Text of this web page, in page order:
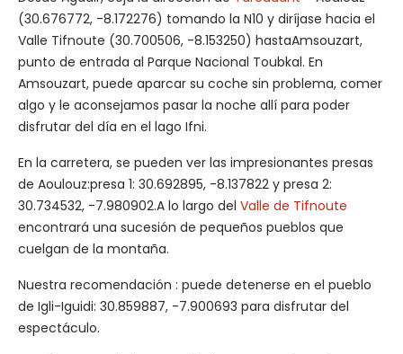
(30.676772, -8.172276) tomando la N10 y diríjase hacia el
Valle Tifnoute (30.700506, -8.153250) hastaAmsouzart,
punto de entrada al Parque Nacional Toubkal. En
Amsouzart, puede aparcar su coche sin problema, comer
algo y le aconsejamos pasar la noche allí para poder
disfrutar del día en el lago Ifni.
En la carretera, se pueden ver las impresionantes presas
de Aoulouz:presa 1: 30.692895, -8.137822 y presa 2:
30.734532, -7.980902.A lo largo del Valle de Tifnoute
encontrará una sucesión de pequeños pueblos que
cuelgan de la montaña.
Nuestra recomendación : puede detenerse en el pueblo
de Igli-Iguidi: 30.859887, -7.900693 para disfrutar del
espectáculo.